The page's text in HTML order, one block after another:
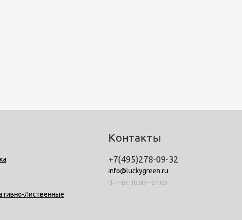
Лиственные
Контакты
+7(495)278-09-32
info@luckygreen.ru
Пн—Вс 10:00—21:00